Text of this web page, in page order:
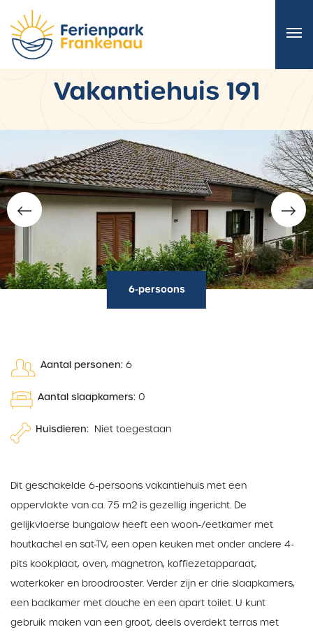
Vakantiehuis 191
6-persoons
Aantal personen: 6
Aantal slaapkamers: 0
Huisdieren: Niet toegestaan
Dit geschakelde 6-persoons vakantiehuis met een
oppervlakte van ca. 75 m2 is gezellig ingericht. De
gelijkvloerse bungalow heeft een woon-/eetkamer met
houtkachel en sat-TV, een open keuken met onder andere 4-
pits kookplaat, oven, magnetron, koffiezetapparaat,
waterkoker en broodrooster. Verder zijn er drie slaapkamers,
een badkamer met douche en een apart toilet. U kunt
gebruik maken van een groot, deels overdekt terras met